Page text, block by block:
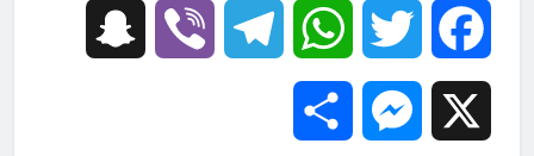
Facebook
Twitter
WhatsApp
Telegram
Viber
Messenger